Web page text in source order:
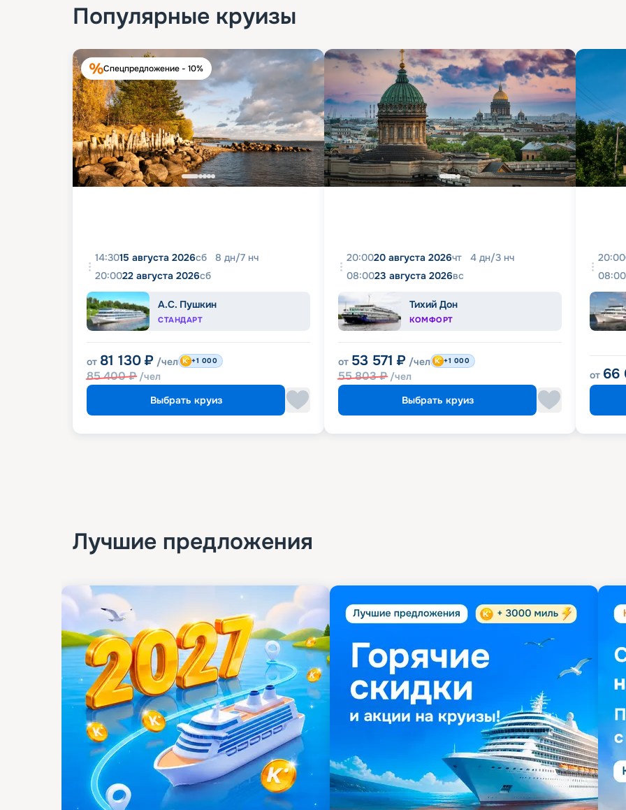
Популярные круизы
Спецпредложение - 10%
14:3015 августа 2026сб 8 дн/7 нч
20:0022 августа 2026сб
А.С. Пушкин
СТАНДАРТ
от 81 130 ₽ /чел
85 400₽ /чел
+1 000
Выбрать круиз
20:0020 августа 2026чт 4 дн/3 нч
08:0023 августа 2026вс
Тихий Дон
КОМФОРТ
от 53 571 ₽ /чел
55 803₽ /чел
+1 000
Выбрать круиз
20:00
08:00
от 66
Лучшие предложения